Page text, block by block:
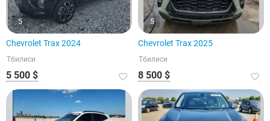
5
Chevrolet Trax 2024
Тбилиси
5 500 $
5
Chevrolet Trax 2025
Тбилиси
8 500 $